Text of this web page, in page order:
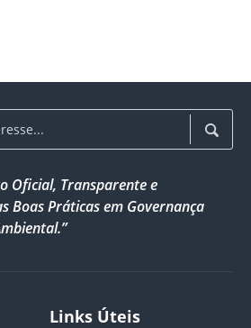
Oficial, Transparente e
Boas Práticas em Governança
Links Úteis